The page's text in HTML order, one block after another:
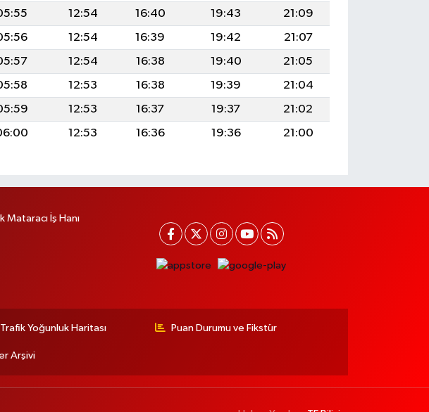
12:54 16:40 19:43
21:09
12:54 16:39 19:42
21:07
12:54 16:38 19:40
21:05
12:53 16:38 19:39
21:04
12:53 16:37 19:37
21:02
12:53 16:36 19:36 21:00
İş Hanı
Yoğunluk Haritası Puan Durumu ve Fikstür
Arşivi